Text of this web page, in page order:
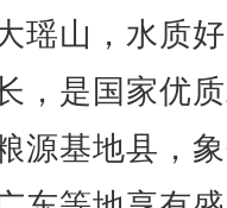
瑶山，水质
，是国家优
源基地县，